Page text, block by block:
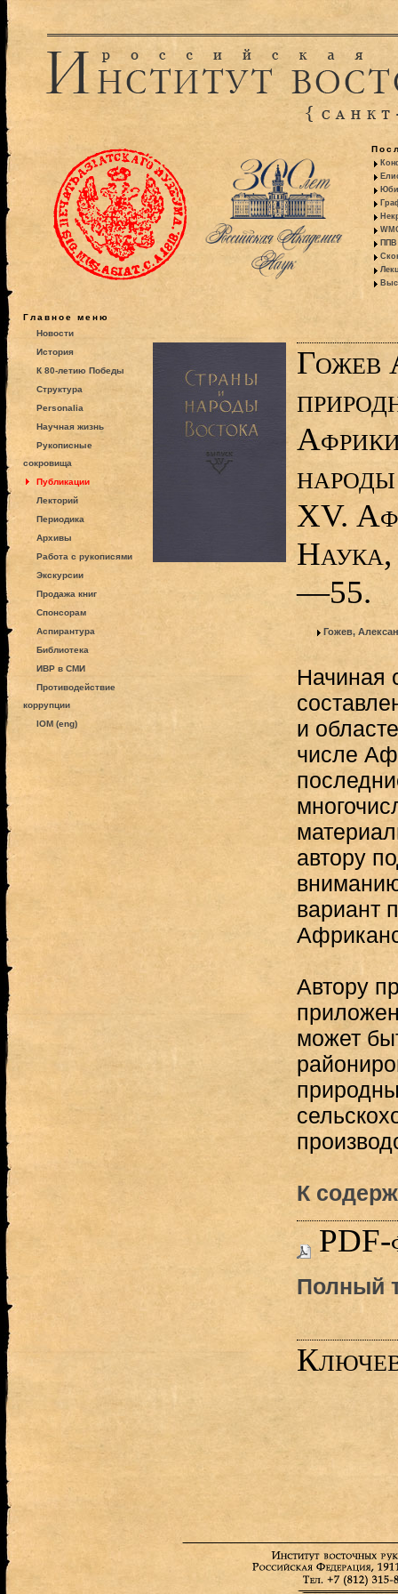
ППВ
Главное меню
Новости
История
К 80-летию Победы
Структура
Personalia
Научная жизнь
Рукописные
сокровища
Публикации
Лекторий
Периодика
Архивы
Работа с рукописями
Экскурсии
Продажа книг
Спонсорам
Аспирантура
Библиотека
ИВР в СМИ
Противодействие
коррупции
IOM (eng)
Гожев
XV.
—55.
Гожев,
Начиная
и
числе
автору
вариант
Автору
может
К
PDF-
Полный